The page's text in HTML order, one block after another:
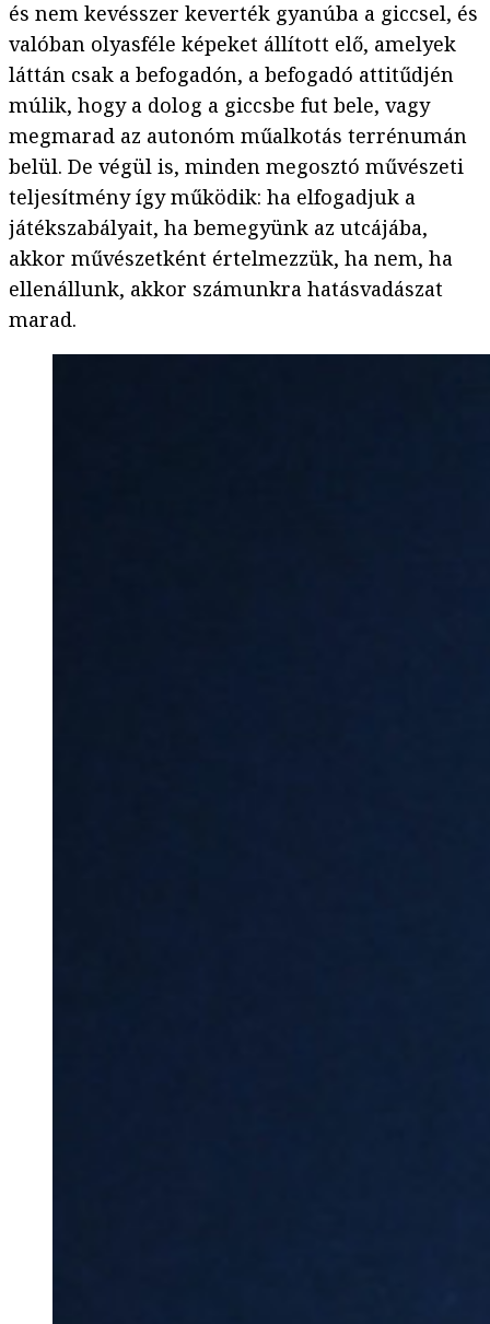
és nem kevésszer keverték gyanúba a giccsel, és
valóban olyasféle képeket állított elő, amelyek
láttán csak a befogadón, a befogadó attitűdjén
múlik, hogy a dolog a giccsbe fut bele, vagy
megmarad az autonóm műalkotás terrénumán
belül. De végül is, minden megosztó művészeti
teljesítmény így működik: ha elfogadjuk a
játékszabályait, ha bemegyünk az utcájába,
akkor művészetként értelmezzük, ha nem, ha
ellenállunk, akkor számunkra hatásvadászat
marad.